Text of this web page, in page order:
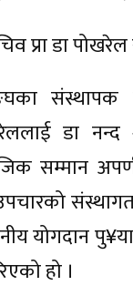
प्रा डा
संस्थापक
डा नन्द
सम्मान
संस्थागत
योगदान
हो ।